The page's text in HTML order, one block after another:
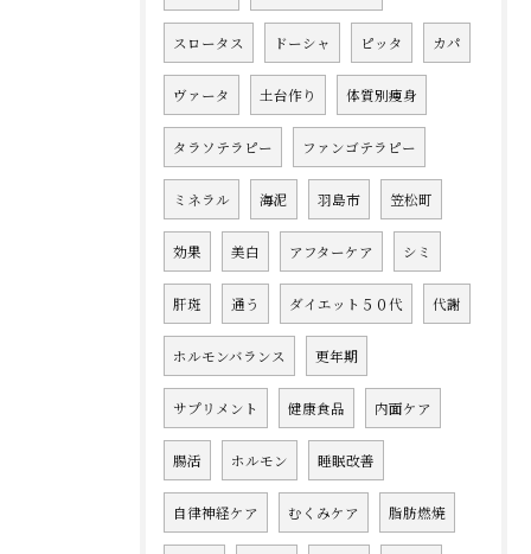
スロータス ドーシャ ピッタ カパ
ヴァータ 土台作り 体質別痩身
タラソテラピー ファンゴテラピー
ミネラル 海泥 羽島市 笠松町
効果 美白 アフターケア シミ
肝斑 通う ダイエット５０代 代謝
ホルモンバランス 更年期
サプリメント 健康食品 内面ケア
腸活 ホルモン 睡眠改善
自律神経ケア むくみケア 脂肪燃焼